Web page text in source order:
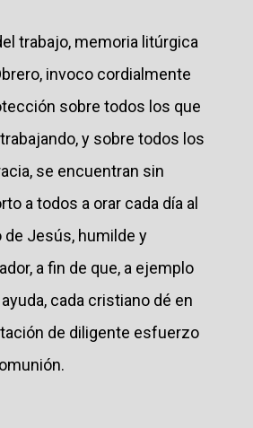
trabajo, memoria litúrgica
invoco cordialmente
sobre todos los que
y sobre todos los
se encuentran sin
a todos a orar cada día al
de Jesús, humilde y
a fin de que, a ejemplo
cada cristiano dé en
de diligente esfuerzo